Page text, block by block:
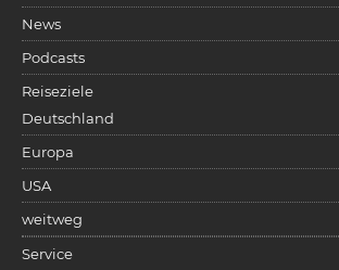
News
Podcasts
Reiseziele
Deutschland
Europa
USA
weitweg
Service